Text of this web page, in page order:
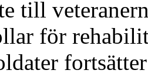
till
för